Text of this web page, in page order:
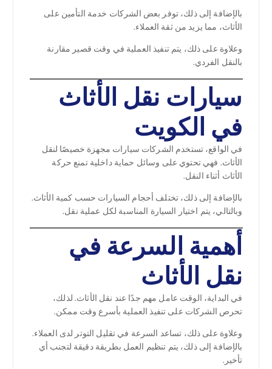
بالإضافة إلى ذلك، توفر بعض الشركات خدمة التأمين على
الأثاث، مما يزيد من ثقة العملاء.
وعلاوة على ذلك، يتم تنفيذ العملية في وقت قصير مقارنة
بالنقل الفردي.
سيارات نقل الأثاث
في الكويت
في الواقع، تستخدم الشركات سيارات مجهزة خصيصًا لنقل
الأثاث. فهي تحتوي على وسائل حماية داخلية تمنع حركة
الأثاث أثناء النقل.
بالإضافة إلى ذلك، تختلف أحجام السيارات حسب كمية الأثاث.
وبالتالي، يتم اختيار السيارة المناسبة لكل عملية نقل.
أهمية السرعة في
نقل الأثاث
في البداية، الوقت عامل مهم جدًا عند نقل الأثاث. لذلك،
تحرص الشركات على تنفيذ العملية بأسرع وقت ممكن.
وعلاوة على ذلك، تساعد السرعة في تقليل التوتر لدى العملاء.
بالإضافة إلى ذلك، يتم تنظيم العمل بطريقة دقيقة لتجنب أي
تأخير.